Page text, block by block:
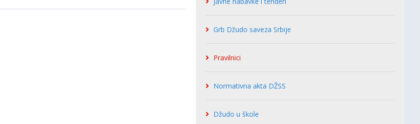
Grb Džudo saveza Srbije
Pravilnici
Normativna akta DŽSS
Džudo u škole